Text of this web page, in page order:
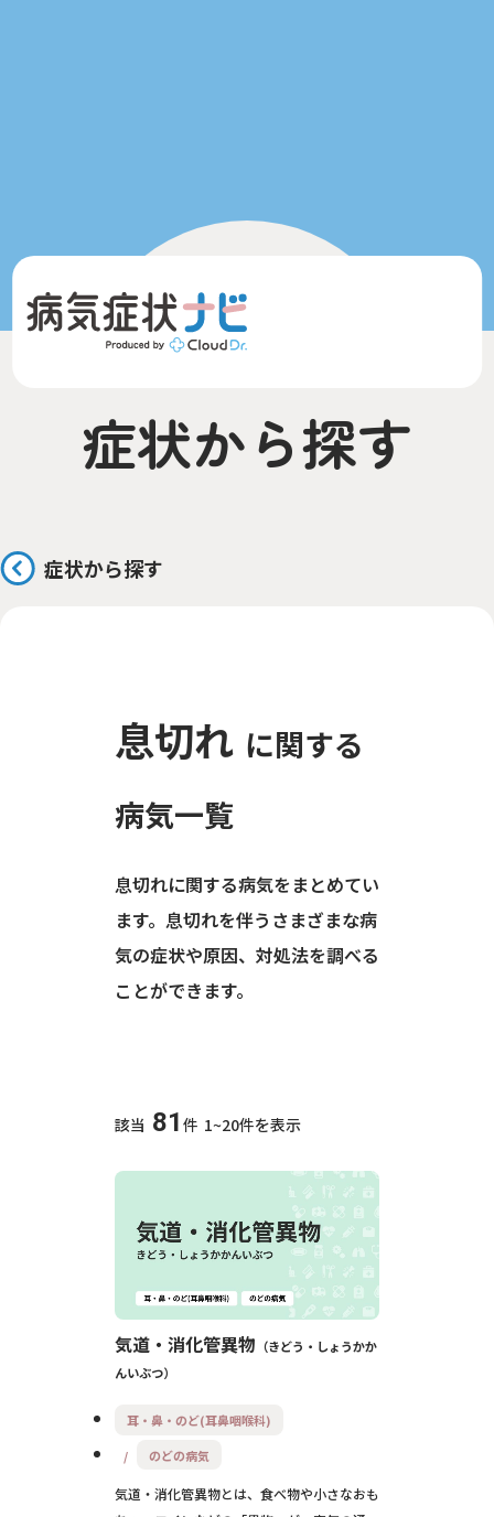
症状から探す
症状から探す
息切れ に関する
病気一覧
息切れに関する病気をまとめてい
ます。息切れを伴うさまざまな病
気の症状や原因、対処法を調べる
ことができます。
該当 81 件 1~20件を表示
気道・消化管異物
きどう・しょうかか
んいぶつ
耳・鼻・のど(耳鼻咽喉科)
のどの病気
気道・消化管異物とは、食べ物や小さなおも